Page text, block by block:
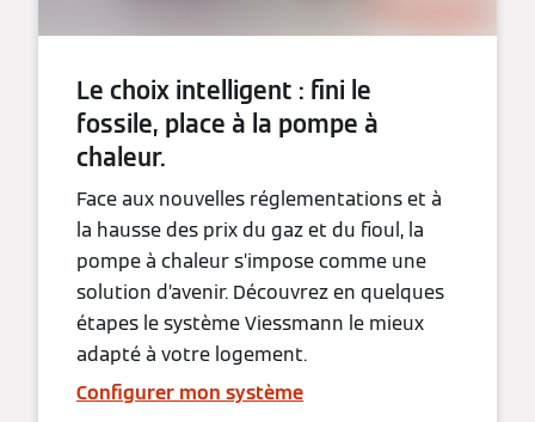
Le choix intelligent : fini le
fossile, place à la pompe à
chaleur.
Face aux nouvelles réglementations et à
la hausse des prix du gaz et du fioul, la
pompe à chaleur s’impose comme une
solution d’avenir. Découvrez en quelques
étapes le système Viessmann le mieux
adapté à votre logement.
Configurer mon système